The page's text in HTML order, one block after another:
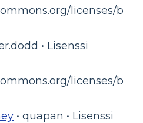
licenses/b
• Lisenssi
licenses/b
• quapan • Lisenssi